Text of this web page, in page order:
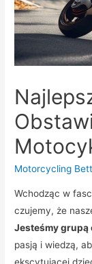
Motorcycling
Wchodząc w
czujemy, że
Jesteśmy
pasją i wiedzą,
ekscytującej